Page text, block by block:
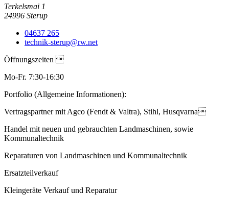
Terkelsmai 1
24996 Sterup
04637 265
technik-sterup@rw.net
Öffnungszeiten 
Mo-Fr. 7:30-16:30
Portfolio (Allgemeine Informationen):
Vertragspartner mit Agco (Fendt & Valtra), Stihl, Husqvarna
Handel mit neuen und gebrauchten Landmaschinen, sowie
Kommunaltechnik
Reparaturen von Landmaschinen und Kommunaltechnik
Ersatzteilverkauf
Kleingeräte Verkauf und Reparatur